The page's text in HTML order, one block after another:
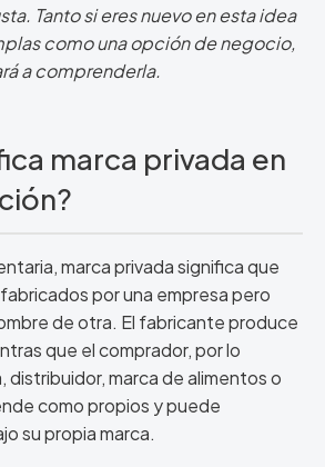
Tanto si eres nuevo en esta idea
como una opción de negocio,
a comprenderla.
marca privada en
marca privada significa que
por una empresa pero
de otra. El fabricante produce
que el comprador, por lo
distribuidor, marca de alimentos o
como propios y puede
su propia marca.